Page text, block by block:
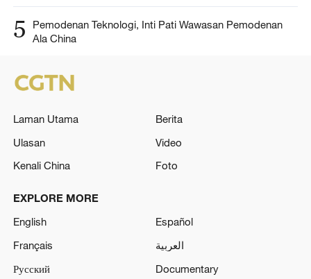
5
Pemodenan Teknologi, Inti Pati Wawasan Pemodenan
Ala China
Laman Utama
Berita
Ulasan
Video
Kenali China
Foto
EXPLORE MORE
English
Español
Français
العربية
Русский
Documentary